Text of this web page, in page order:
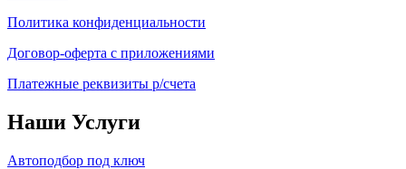
Политика конфиденциальности
Договор-оферта с приложениями
Платежные реквизиты р/счета
Наши Услуги
Автоподбор под ключ